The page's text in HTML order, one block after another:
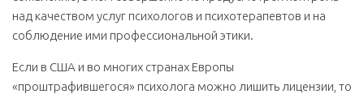
над качеством услуг психологов и психотерапевтов и на
соблюдение ими профессиональной этики.
Если в США и во многих странах Европы
«проштрафившегося» психолога можно лишить лицензии, то